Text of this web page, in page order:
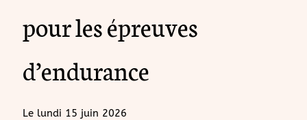
pour les épreuves
d’endurance
Le lundi 15 juin 2026